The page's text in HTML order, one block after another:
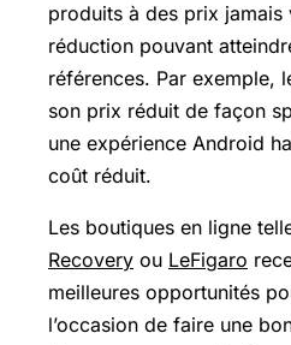
produits à des prix jamais
réduction pouvant
références. Par exemple,
son prix réduit de façon
une expérience Android
coût réduit.
Les boutiques en ligne
Recovery ou LeFigaro
meilleures opportunités
l’occasion de faire une